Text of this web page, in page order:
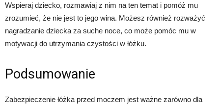
Wspieraj dziecko, rozmawiaj z nim na ten temat i pomóż mu
zrozumieć, że nie jest to jego wina. Możesz również rozważyć
nagradzanie dziecka za suche noce, co może pomóc mu w
motywacji do utrzymania czystości w łóżku.
Podsumowanie
Zabezpieczenie łóżka przed moczem jest ważne zarówno dla